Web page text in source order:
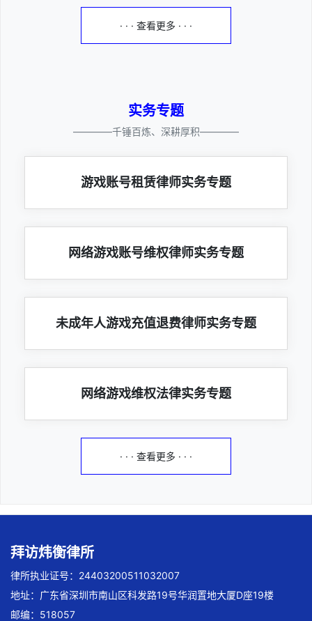
· · · 查看更多 · · ·
实务专题
————千锤百炼、深耕厚积————
游戏账号租赁律师实务专题
网络游戏账号维权律师实务专题
未成年人游戏充值退费律师实务专题
网络游戏维权法律实务专题
· · · 查看更多 · · ·
拜访炜衡律所
律所执业证号：24403200511032007
地址：广东省深圳市南山区科发路19号华润置地大厦D座19楼
邮编：518057